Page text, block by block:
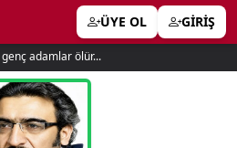
ÜYE OL GİRİŞ
genç adamlar ölür...